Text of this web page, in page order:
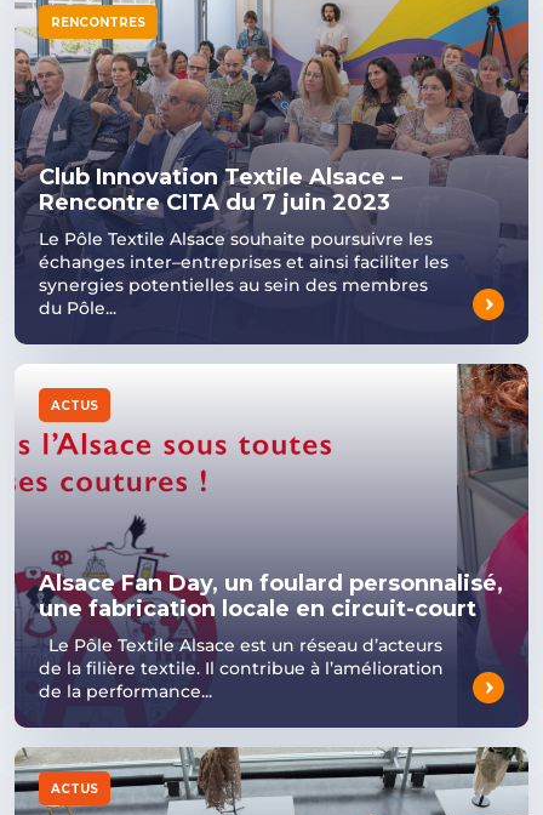
RENCONTRES
Club Innovation Textile Alsace –
Rencontre CITA du 7 juin 2023
Le Pôle Textile Alsace souhaite poursuivre les
échanges inter–entreprises et ainsi faciliter les
synergies potentielles au sein des membres
du Pôle...
ACTUS
Alsace Fan Day, un foulard personnalisé,
une fabrication locale en circuit-court
Le Pôle Textile Alsace est un réseau d’acteurs
de la filière textile. Il contribue à l’amélioration
de la performance...
ACTUS